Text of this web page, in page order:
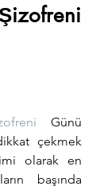
Günü
çekmek
olarak en